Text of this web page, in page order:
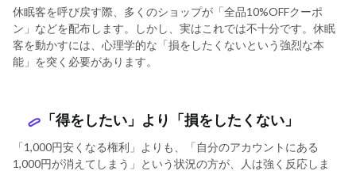
休眠客を呼び戻す際、多くのショップが「全品10%OFFクーポ
ン」などを配布します。しかし、実はこれでは不十分です。休眠
客を動かすには、心理学的な「損をしたくないという強烈な本
能」を突く必要があります。
「得をしたい」より「損をしたくない」
「1,000円安くなる権利」よりも、「自分のアカウントにある
1,000円が消えてしまう」という状況の方が、人は強く反応しま